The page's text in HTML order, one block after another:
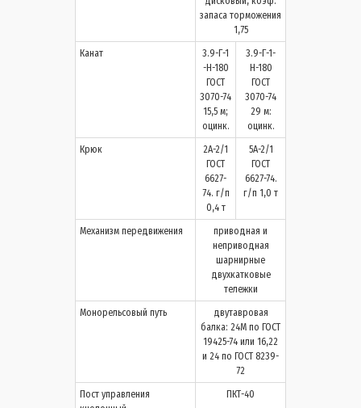
запаса торможения
1,75
Канат
3.9-Г-1
-Н-180
ГОСТ
3070-74
15,5 м;
оцинк.
3.9-Г-1-
Н-180
ГОСТ
3070-74
29 м:
оцинк.
Крюк
2А-2/1
ГОСТ
6627-
74. г/п
0,4 т
5А-2/1
ГОСТ
6627-74.
г/п 1,0 т
Механизм передвижения
приводная и
неприводная
шарнирные
двухкатковые
тележки
Монорельсовый путь
двутавровая
балка: 24М по ГОСТ
19425-74 или 16,22
и 24 по ГОСТ 8239-
72
Пост управления
ПКТ-40